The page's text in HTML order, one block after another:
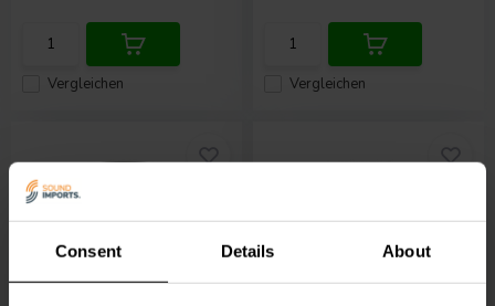
Consent Details About
Vergleichen Vergleichen
10" | 8 Ω
FaitalPRO10RS350-8P
FaitalPRO6PR130-8P